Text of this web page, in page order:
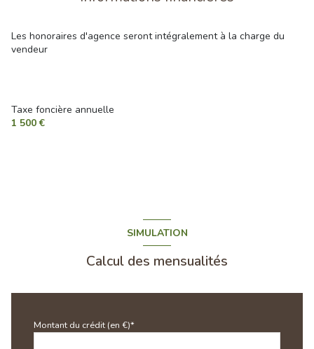
salon/sejour
40 m²
salle de bain
Les honoraires d'agence seront intégralement à la charge du
vendeur
Taxe foncière annuelle
1 500 €
SIMULATION
Calcul des mensualités
Montant du crédit (en €)*